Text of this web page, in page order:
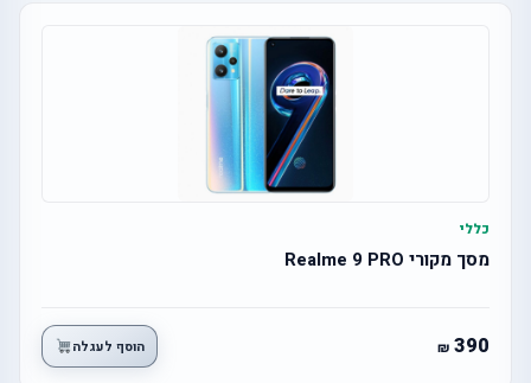
כללי
מסך מקורי Realme 9 PRO
390 הוסף לעגלה